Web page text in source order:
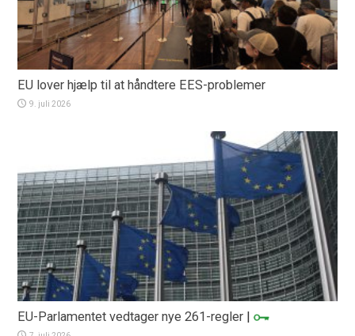
EU lover hjælp til at håndtere EES-problemer
9. juli 2026
EU-Parlamentet vedtager nye 261-regler |